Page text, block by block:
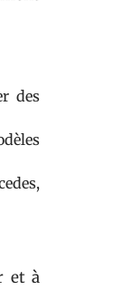
des
et à